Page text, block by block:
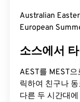
Australian
European
소스에서
AEST를 MEST
릭하여 친구나
다른 두 시간대